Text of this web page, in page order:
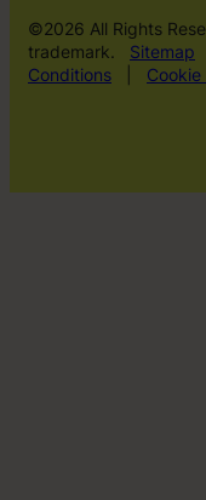
©2026 All Rights
trademark.
Sitemap
Conditions